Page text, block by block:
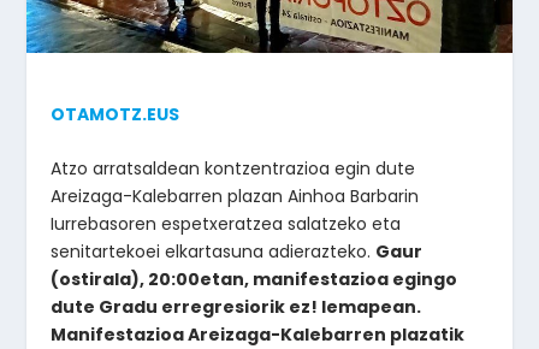
OTAMOTZ.EUS
Atzo arratsaldean kontzentrazioa egin dute
Areizaga-Kalebarren plazan Ainhoa Barbarin
Iurrebasoren espetxeratzea salatzeko eta
senitartekoei elkartasuna adierazteko. Gaur
(ostirala), 20:00etan, manifestazioa egingo
dute Gradu erregresiorik ez! lemapean.
Manifestazioa Areizaga-Kalebarren plazatik